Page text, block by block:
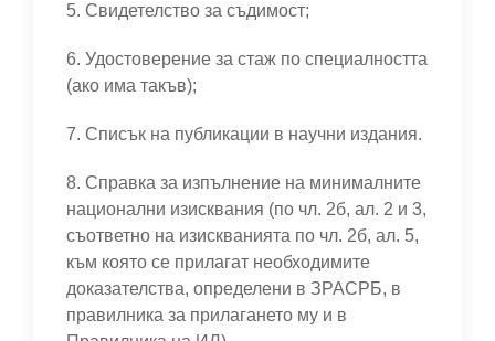
5. Свидетелство за съдимост;
6. Удостоверение за стаж по специалността
(ако има такъв);
7. Списък на публикации в научни издания.
8. Справка за изпълнение на минималните
национални изисквания (по чл. 2б, ал. 2 и 3,
съответно на изискванията по чл. 2б, ал. 5,
към която се прилагат необходимите
доказателства, определени в ЗРАСРБ, в
правилника за прилагането му и в